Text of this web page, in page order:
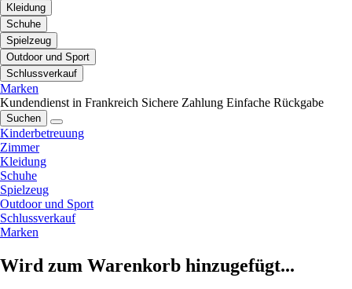
Kleidung
Schuhe
Spielzeug
Outdoor und Sport
Schlussverkauf
Marken
Kundendienst in Frankreich Sichere Zahlung Einfache Rückgabe
Suchen
Kinderbetreuung
Zimmer
Kleidung
Schuhe
Spielzeug
Outdoor und Sport
Schlussverkauf
Marken
Wird zum Warenkorb hinzugefügt...